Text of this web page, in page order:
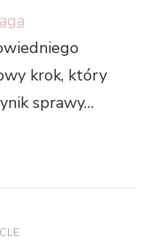
krok, który
sprawy…